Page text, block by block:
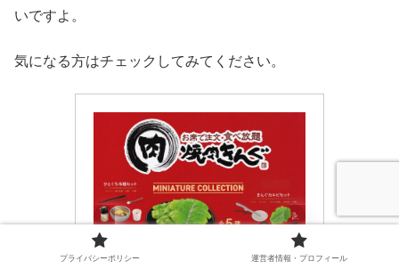
いですよ。
気になる方はチェックしてみてください。
プライバシーポリシー 運営者情報・プロフィール